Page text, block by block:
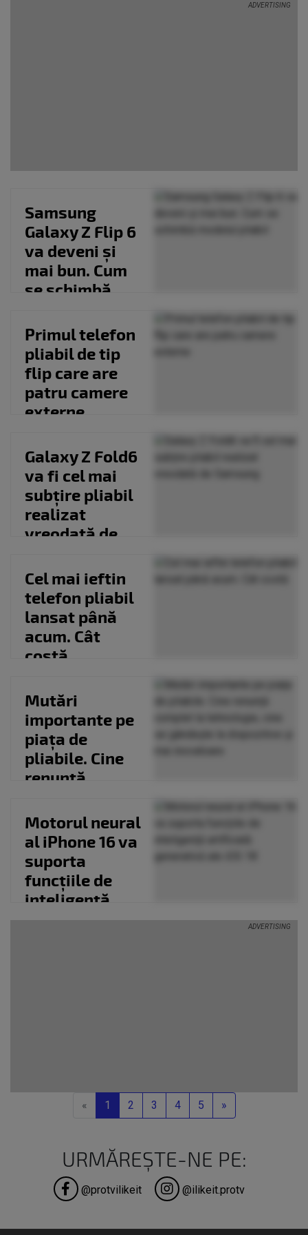
Samsung
Galaxy Z Flip 6
va deveni și
mai bun. Cum
se schimbă
pliabil
Primul telefon
pliabil de tip
flip care are
patru camere
externe
Galaxy Z Fold6
va fi cel mai
subțire pliabil
realizat
vreodată de
Cel mai ieftin
telefon pliabil
lansat până
acum. Cât
costă
Mutări
importante pe
piața de
pliabile. Cine
renunță
tehnologie,
cine...
Motorul neural
al iPhone 16 va
suporta
funcțiile de
inteligență
«Previous
1 2 3 4 5 »Next
URMĂREȘTE-NE PE:
@protvilikeit @ilikeit.protv